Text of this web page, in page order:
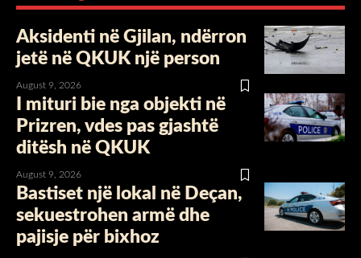
Aksidenti në Gjilan, ndërron
jetë në QKUK një person
August 9, 2026
I mituri bie nga objekti në
Prizren, vdes pas gjashtë
ditësh në QKUK
August 9, 2026
Bastiset një lokal në Deçan,
sekuestrohen armë dhe
pajisje për bixhoz